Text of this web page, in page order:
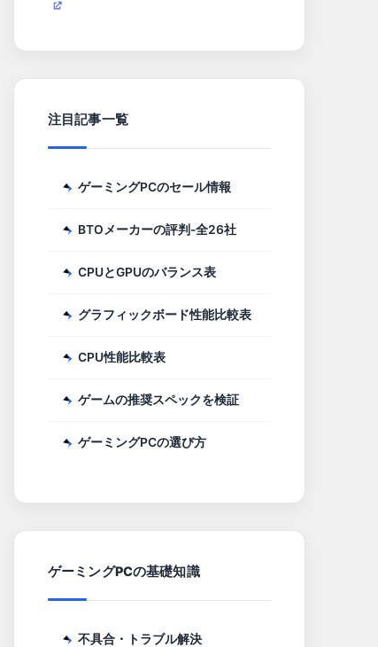
注目記事一覧
ゲーミングPCのセール情報
BTOメーカーの評判-全26社
CPUとGPUのバランス表
グラフィックボード性能比較表
CPU性能比較表
ゲームの推奨スペックを検証
ゲーミングPCの選び方
ゲーミングPCの基礎知識
不具合・トラブル解決